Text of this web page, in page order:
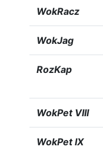
WokRacz
WokJag
RozKap
WokPet VIII
WokPet IX